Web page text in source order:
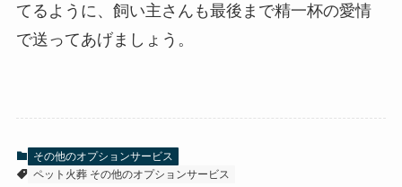
てるように、飼い主さんも最後まで精一杯の愛情
で送ってあげましょう。
その他のオプションサービス
ペット火葬 その他のオプションサービス